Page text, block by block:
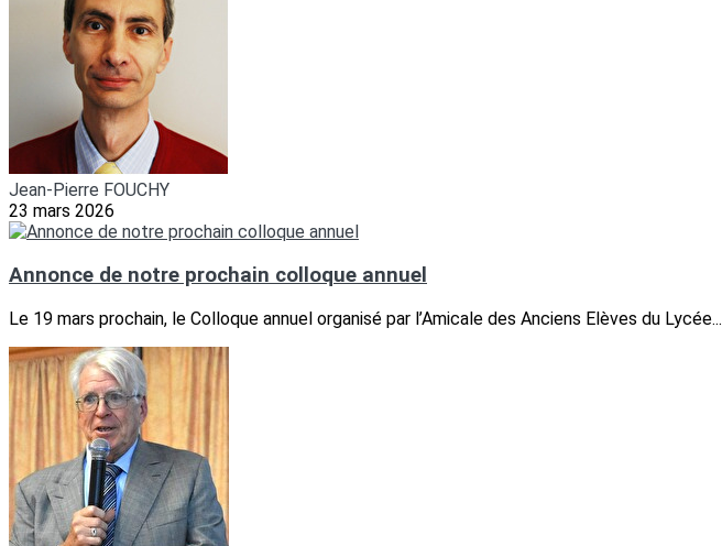
Jean-Pierre FOUCHY
23 mars 2026
Annonce de notre prochain colloque annuel
Le 19 mars prochain, le Colloque annuel organisé par l’Amicale des Anciens Elèves du Lycée...